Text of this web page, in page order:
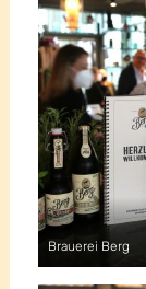
Brauerei Berg